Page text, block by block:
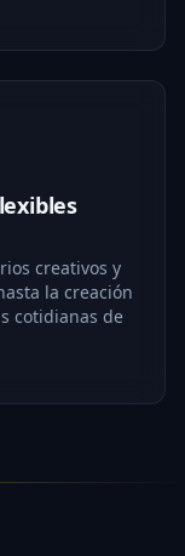
creativos y
la creación
cotidianas de